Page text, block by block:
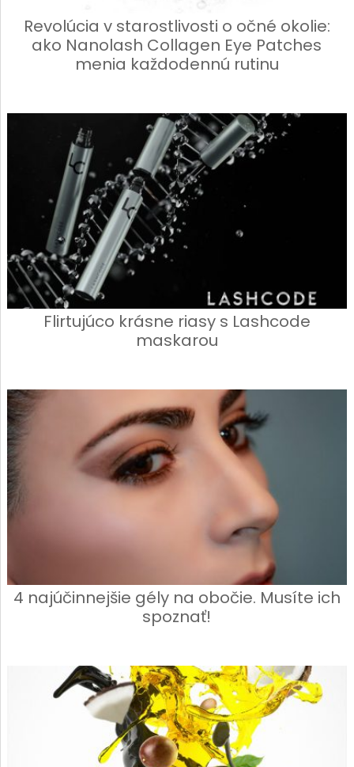
Revolúcia v starostlivosti o očné okolie:
ako Nanolash Collagen Eye Patches
menia každodennú rutinu
Flirtujúco krásne riasy s Lashcode
maskarou
4 najúčinnejšie gély na obočie. Musíte ich
spoznať!